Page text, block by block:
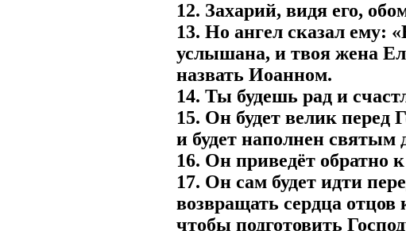
12. Захарий, видя его,
13. Но ангел сказал ему:
услышана, и твоя жена
назвать Иоанном.
14. Ты будешь рад и
15. Он будет велик перед
и будет наполнен святым
16. Он приведёт обратно
17. Он сам будет идти
возвращать сердца
чтобы подготовить